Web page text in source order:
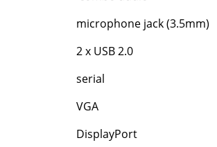
microphone jack (3.5mm)
2 x USB 2.0
serial
VGA
DisplayPort